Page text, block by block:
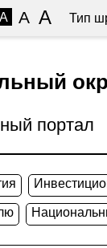
A A A Тип
портал